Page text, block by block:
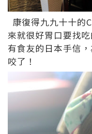
康復得九九十十的
來就很好胃口要找
有食友的日本手信
咬了！